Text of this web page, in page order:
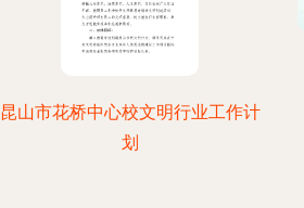
昆山市花桥中心校文明行业工作计
划